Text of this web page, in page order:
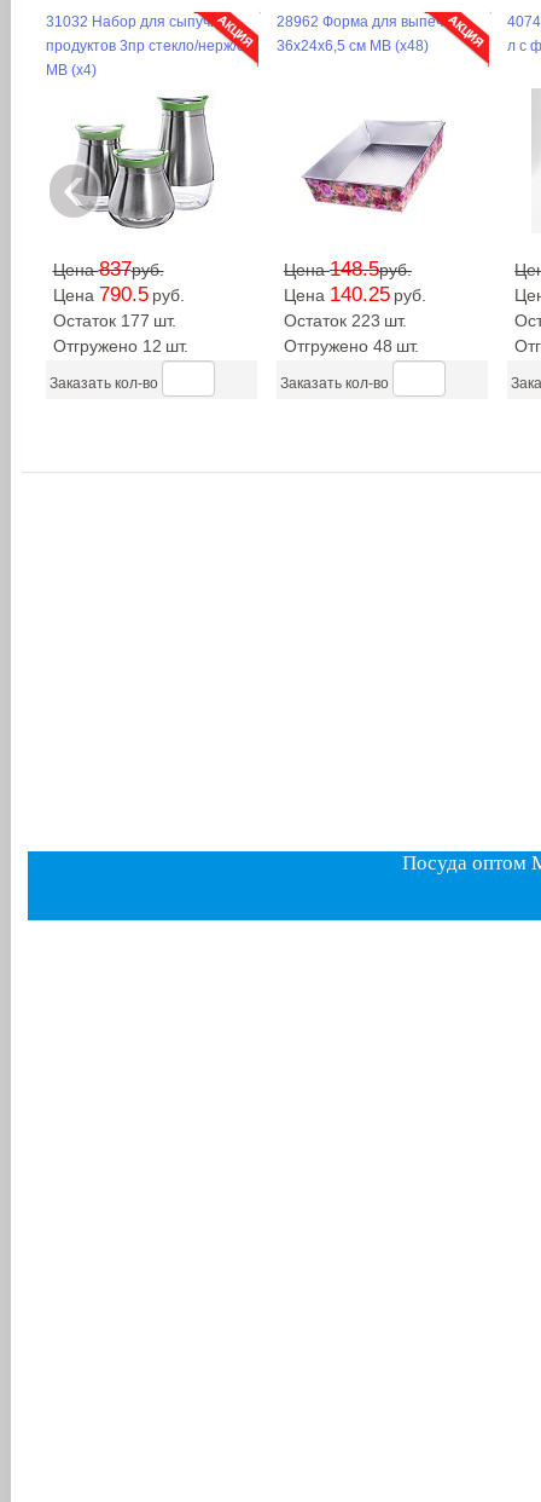
31032 Набор для сыпучих
продуктов 3пр стекло/нерж/ст
MB (х4)
Цена837руб.
Цена 790.5 руб.
Остаток 177 шт.
Отгружено 12 шт.
Заказать кол-во
28962 Форма для выпечки
36х24х6,5 см MB (х48)
Цена148.5руб.
Цена 140.25 руб.
Остаток 223 шт.
Отгружено 48 шт.
Заказать кол-во
л с
‹
Посуда оптом